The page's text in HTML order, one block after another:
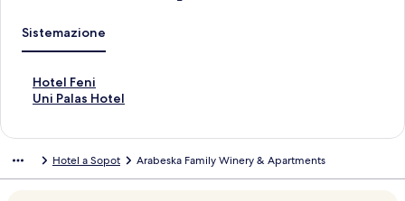
Sistemazione
Hotel Feni
L
i
e
Uni Palas Hotel
L
h
Hotel a Sopot Arabeska Family Winery & Apartments